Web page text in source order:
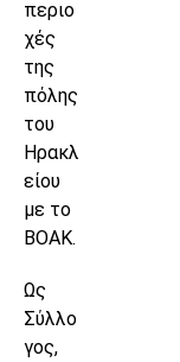
περιο
χές
της
πόλης
του
Ηρακλ
είου
με το
ΒΟΑΚ.
Ως
Σύλλο
γος,